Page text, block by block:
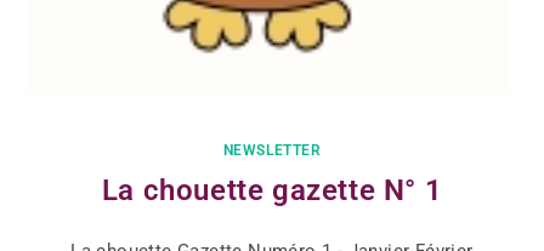
NEWSLETTER
La chouette gazette N° 1